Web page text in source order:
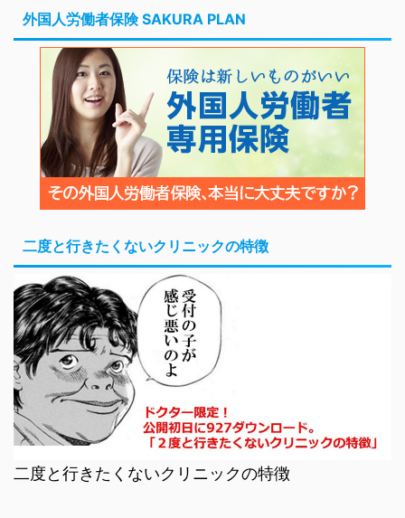
外国人労働者保険 SAKURA PLAN
二度と行きたくないクリニックの特徴
二度と行きたくないクリニックの特徴